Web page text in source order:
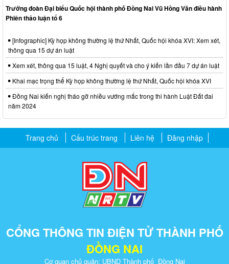
Trưởng đoàn Đại biểu Quốc hội thành phố Đồng Nai Vũ Hồng Văn điều hành
Phiên thảo luận tổ 6
[Infographic] Kỳ họp không thường lệ thứ Nhất, Quốc hội khóa XVI: Xem xét,
thông qua 15 dự án luật
Xem xét, thông qua 15 luật, 4 Nghị quyết và cho ý kiến lần đầu 7 dự án luật
Khai mạc trọng thể Kỳ họp không thường lệ thứ Nhất, Quốc hội khóa XVI
Đồng Nai kiến nghị tháo gỡ nhiều vướng mắc trong thi hành Luật Đất đai
năm 2024
Trang chủ Cấu trúc trang Liên hệ Đăng nhập
CỔNG THÔNG TIN ĐIỆN TỬ THÀNH PHỐ
ĐỒNG NAI
Cơ quan chủ quản: UBND Thành phố Đồng Nai